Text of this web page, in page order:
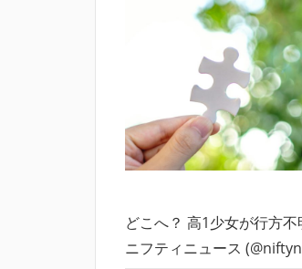
どこへ？ 高1少女が行方
ニフティニュース